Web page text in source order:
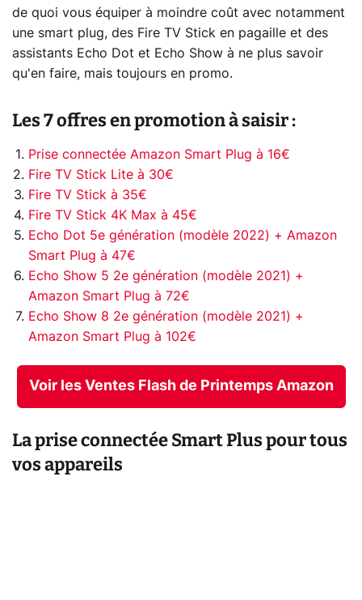
de quoi vous équiper à moindre coût avec notamment
une smart plug, des Fire TV Stick en pagaille et des
assistants Echo Dot et Echo Show à ne plus savoir
qu'en faire, mais toujours en promo.
Les 7 offres en promotion à saisir :
Prise connectée Amazon Smart Plug à 16€
Fire TV Stick Lite à 30€
Fire TV Stick à 35€
Fire TV Stick 4K Max à 45€
Echo Dot 5e génération (modèle 2022) + Amazon
Smart Plug à 47€
Echo Show 5 2e génération (modèle 2021) +
Amazon Smart Plug à 72€
Echo Show 8 2e génération (modèle 2021) +
Amazon Smart Plug à 102€
Voir les Ventes Flash de Printemps Amazon
La prise connectée Smart Plus pour tous
vos appareils